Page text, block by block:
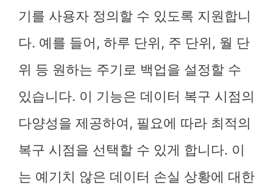
기를 사용자 정의할 수 있도록 지원합니
다. 예를 들어, 하루 단위, 주 단위, 월 단
위 등 원하는 주기로 백업을 설정할 수
있습니다. 이 기능은 데이터 복구 시점의
다양성을 제공하여, 필요에 따라 최적의
복구 시점을 선택할 수 있게 합니다. 이
는 예기치 않은 데이터 손실 상황에 대한